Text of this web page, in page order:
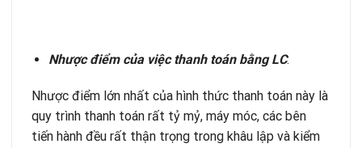
Nhược điểm của việc thanh toán bằng LC:
Nhược điểm lớn nhất của hình thức thanh toán này là
quy trình thanh toán rất tỷ mỷ, máy móc, các bên
tiến hành đều rất thận trọng trong khâu lập và kiểm